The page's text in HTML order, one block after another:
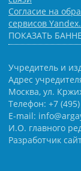
Согласие на
сервисов
ПОКАЗАТЬ
Учредитель и
Адрес
Москва, ул.
Телефон: +7
E-mail:
И.О. главного
Разработчик